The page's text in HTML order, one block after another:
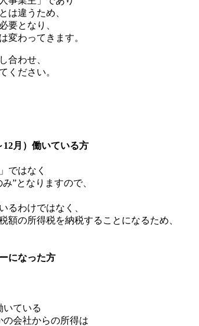
は違うため、
要となり、
変わってきます。
合わせ、
ください。
月）働いている方
ではなく
”となりますので、
るわけではなく、
額の所得税を納税することになるため、
になった方
いている
の会社からの所得は